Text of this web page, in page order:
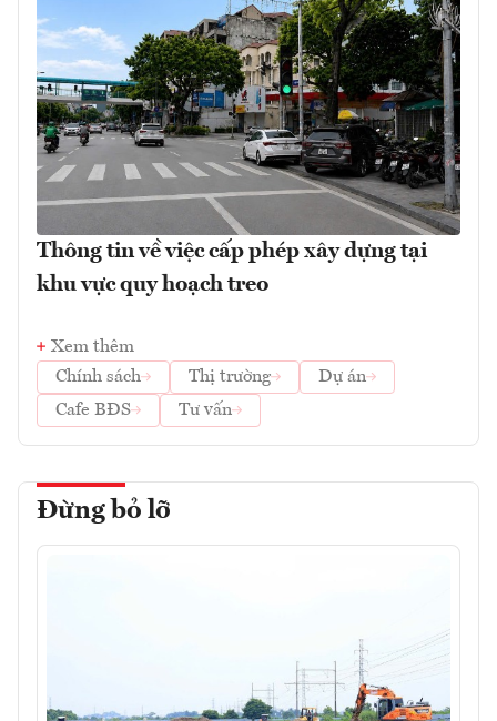
Thông tin về việc cấp phép xây dựng tại
khu vực quy hoạch treo
Xem thêm
Chính sách
Thị trường
Dự án
Cafe BĐS
Tư vấn
Đừng bỏ lỡ